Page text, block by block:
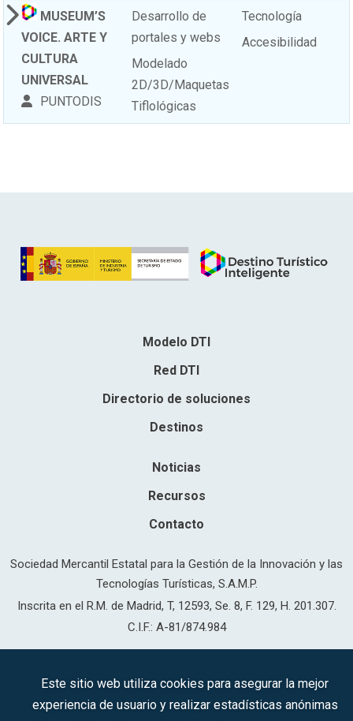
MUSEUM’S
VOICE. ARTE Y
CULTURA
UNIVERSAL
PUNTODIS
Desarrollo de
portales y webs
Modelado
2D/3D/Maquetas
Tiflológicas
Tecnología
Accesibilidad
Modelo DTI
Red DTI
Directorio de soluciones
Destinos
Noticias
Recursos
Contacto
Sociedad Mercantil Estatal para la Gestión de la Innovación y las
Tecnologías Turísticas, S.A.M.P.
Inscrita en el R.M. de Madrid, T, 12593, Se. 8, F. 129, H. 201.307.
C.I.F.: A-81/874.984
Este sitio web utiliza cookies para asegurar la mejor
experiencia de usuario y realizar estadísticas anónimas